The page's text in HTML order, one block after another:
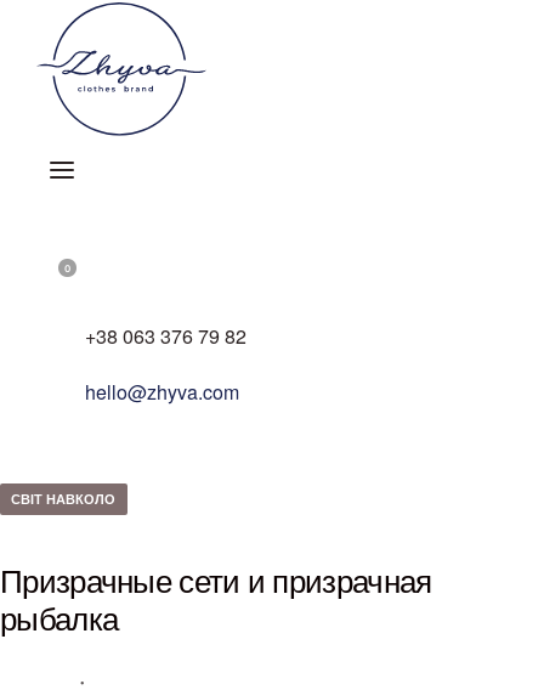
content
DETAILS
OPEN
0OPEN
+38 063 376 79 82
hello@zhyva.com
Posted
СВІТ НАВКОЛО
Призрачные сети и призрачная
рыбалка